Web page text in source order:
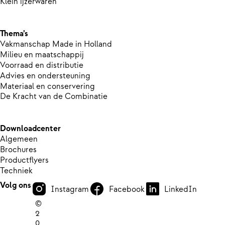
Thema’s
Vakmanschap Made in Holland
Milieu en maatschappij
Voorraad en distributie
Advies en ondersteuning
Materiaal en conservering
De Kracht van de Combinatie
Downloadcenter
Algemeen
Brochures
Productflyers
Techniek
Volg ons
Instagram Facebook
LinkedIn
©
2